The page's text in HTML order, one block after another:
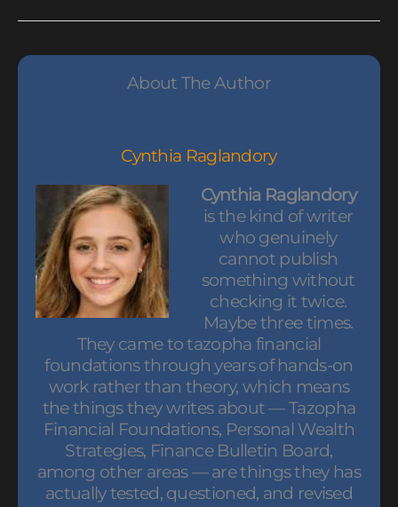
About The Author
Cynthia Raglandory
Cynthia Raglandory
is the kind of writer
who genuinely
cannot publish
something without
checking it twice.
Maybe three times.
They came to tazopha financial
foundations through years of hands-on
work rather than theory, which means
the things they writes about — Tazopha
Financial Foundations, Personal Wealth
Strategies, Finance Bulletin Board,
among other areas — are things they has
actually tested, questioned, and revised